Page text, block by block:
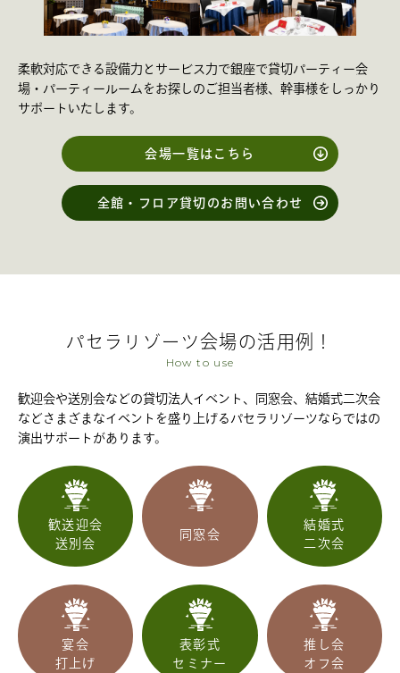
柔軟対応できる設備力とサービス力で銀座で貸切パーティー会
場・パーティールームをお探しのご担当者様、幹事様をしっかり
サポートいたします。
会場一覧はこちら
全館・フロア貸切のお問い合わせ
パセラリゾーツ会場の活用例！
How to use
歓迎会や送別会などの貸切法人イベント、同窓会、結婚式二次会
などさまざまなイベントを盛り上げるパセラリゾーツならではの
演出サポートがあります。
歓送迎会
送別会
同窓会
結婚式
二次会
宴会
打上げ
表彰式
セミナー
推し会
オフ会